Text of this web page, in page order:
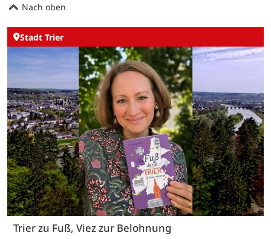
Nach oben
Stadt Trier
Trier zu Fuß, Viez zur Belohnung